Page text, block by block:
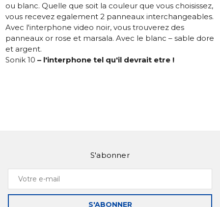
ou blanc. Quelle que soit la couleur que vous choisissez,
vous recevez egalement 2 panneaux interchangeables.
Avec l'interphone video noir, vous trouverez des
panneaux or rose et marsala. Avec le blanc – sable dore
et argent.
Sonik 10 – l'interphone tel qu'il devrait etre !
S'abonner
Votre
mail
S'ABONNER